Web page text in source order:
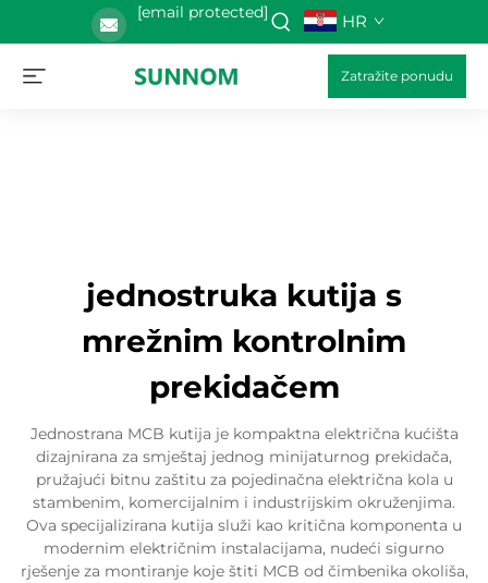
[email protected] HR
Zatražite ponudu
jednostruka kutija s
mrežnim kontrolnim
prekidačem
Jednostrana MCB kutija je kompaktna električna kućišta
dizajnirana za smještaj jednog minijaturnog prekidača,
pružajući bitnu zaštitu za pojedinačna električna kola u
stambenim, komercijalnim i industrijskim okruženjima.
Ova specijalizirana kutija služi kao kritična komponenta u
modernim električnim instalacijama, nudeći sigurno
rješenje za montiranje koje štiti MCB od čimbenika okoliša,